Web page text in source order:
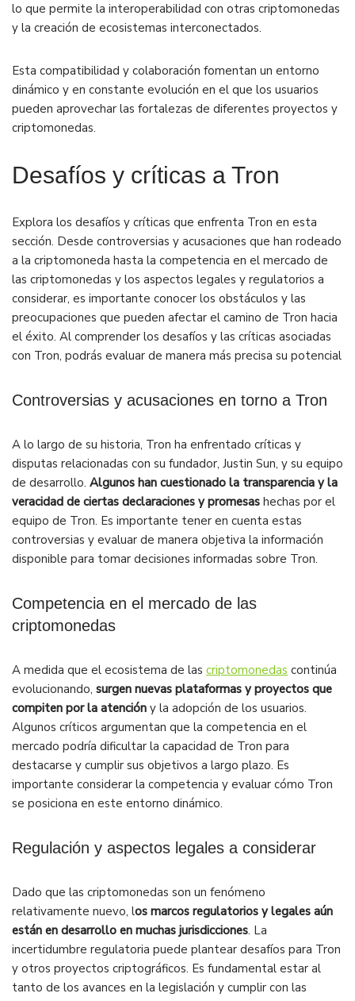
lo que permite la interoperabilidad con otras criptomonedas
y la creación de ecosistemas interconectados.
Esta compatibilidad y colaboración fomentan un entorno
dinámico y en constante evolución en el que los usuarios
pueden aprovechar las fortalezas de diferentes proyectos y
criptomonedas.
Desafíos y críticas a Tron
Explora los desafíos y críticas que enfrenta Tron en esta
sección. Desde controversias y acusaciones que han rodeado
a la criptomoneda hasta la competencia en el mercado de
las criptomonedas y los aspectos legales y regulatorios a
considerar, es importante conocer los obstáculos y las
preocupaciones que pueden afectar el camino de Tron hacia
el éxito. Al comprender los desafíos y las críticas asociadas
con Tron, podrás evaluar de manera más precisa su potencial
Controversias y acusaciones en torno a Tron
A lo largo de su historia, Tron ha enfrentado críticas y
disputas relacionadas con su fundador, Justin Sun, y su equipo
de desarrollo. Algunos han cuestionado la transparencia y la
veracidad de ciertas declaraciones y promesas hechas por el
equipo de Tron. Es importante tener en cuenta estas
controversias y evaluar de manera objetiva la información
disponible para tomar decisiones informadas sobre Tron.
Competencia en el mercado de las
criptomonedas
A medida que el ecosistema de las criptomonedas continúa
evolucionando, surgen nuevas plataformas y proyectos que
compiten por la atención y la adopción de los usuarios.
Algunos críticos argumentan que la competencia en el
mercado podría dificultar la capacidad de Tron para
destacarse y cumplir sus objetivos a largo plazo. Es
importante considerar la competencia y evaluar cómo Tron
se posiciona en este entorno dinámico.
Regulación y aspectos legales a considerar
Dado que las criptomonedas son un fenómeno
relativamente nuevo, los marcos regulatorios y legales aún
están en desarrollo en muchas jurisdicciones. La
incertidumbre regulatoria puede plantear desafíos para Tron
y otros proyectos criptográficos. Es fundamental estar al
tanto de los avances en la legislación y cumplir con las